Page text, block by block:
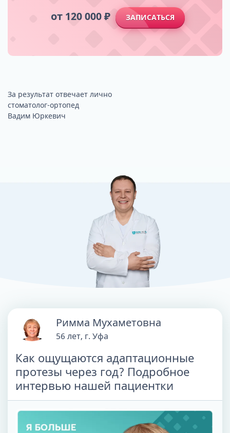
от 120 000 ₽ ЗАПИСАТЬСЯ
За результат отвечает лично
стоматолог-ортопед
Вадим Юркевич
Римма Мухаметовна
56 лет, г. Уфа
Как ощущаются адаптационные
протезы через год? Подробное
интервью нашей пациентки